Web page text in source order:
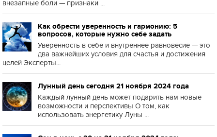
внезапные боли — признаки ...
Как обрести уверенность и гармонию: 5
вопросов, которые нужно себе задать
Уверенность в себе и внутреннее равновесие — это
два важнейших условия для счастья и достижения
целей Эксперты...
Лунный день сегодня 21 ноября 2024 года
Каждый лунный день может подарить нам новые
возможности и перспективы О том, как
использовать энергетику Луны ...